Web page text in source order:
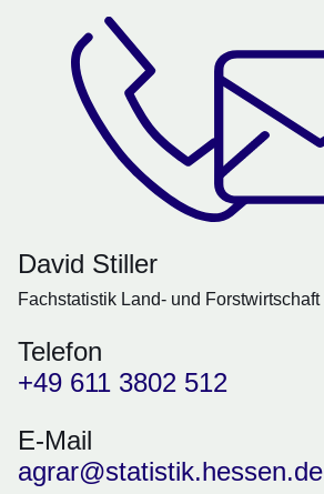
David Stiller
Fachstatistik Land- und Forstwirtschaft
Telefon
+49 611 3802 512
E-Mail
agrar@statistik.hessen.de